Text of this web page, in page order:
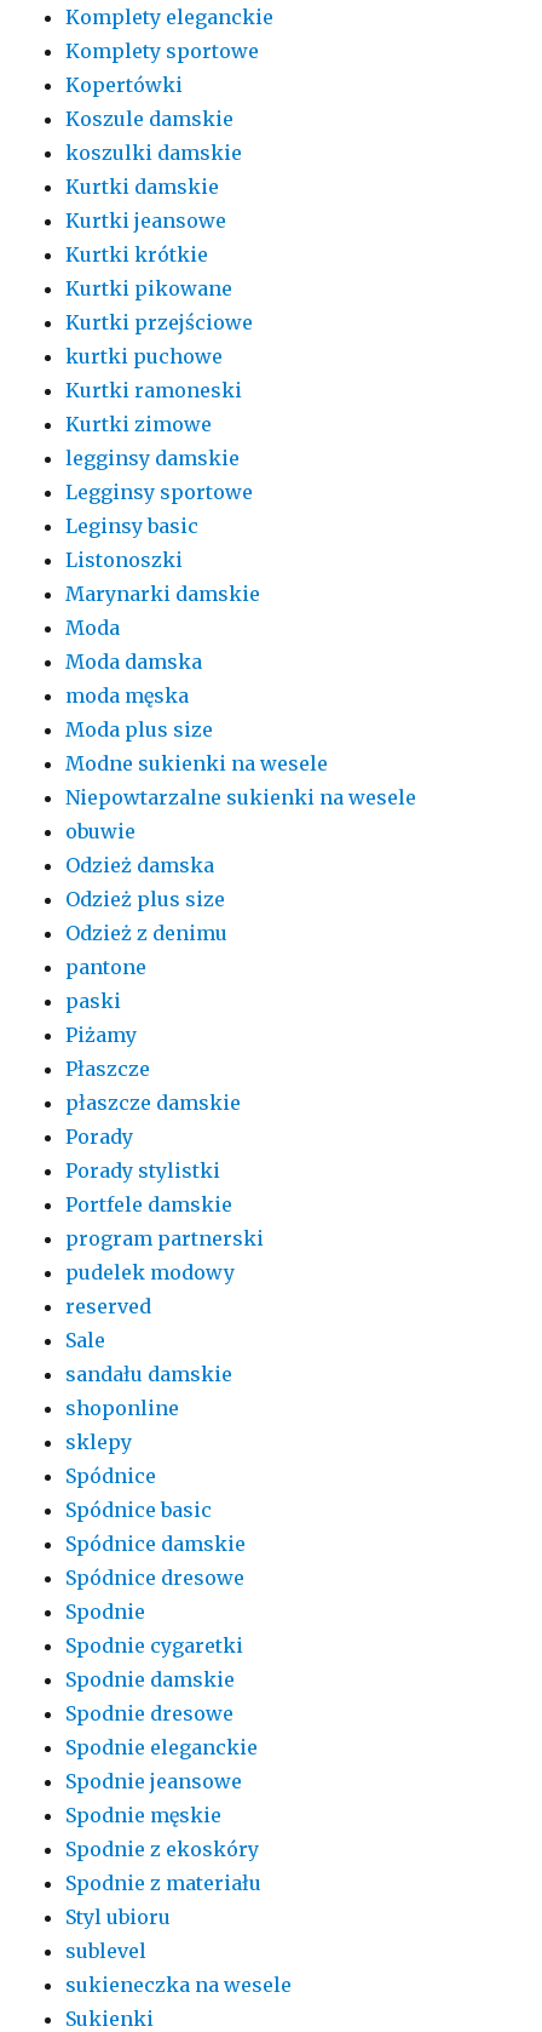
Komplety eleganckie
Komplety sportowe
Kopertówki
Koszule damskie
koszulki damskie
Kurtki damskie
Kurtki jeansowe
Kurtki krótkie
Kurtki pikowane
Kurtki przejściowe
kurtki puchowe
Kurtki ramoneski
Kurtki zimowe
legginsy damskie
Legginsy sportowe
Leginsy basic
Listonoszki
Marynarki damskie
Moda
Moda damska
moda męska
Moda plus size
Modne sukienki na wesele
Niepowtarzalne sukienki na wesele
obuwie
Odzież damska
Odzież plus size
Odzież z denimu
pantone
paski
Piżamy
Płaszcze
płaszcze damskie
Porady
Porady stylistki
Portfele damskie
program partnerski
pudelek modowy
reserved
Sale
sandału damskie
shoponline
sklepy
Spódnice
Spódnice basic
Spódnice damskie
Spódnice dresowe
Spodnie
Spodnie cygaretki
Spodnie damskie
Spodnie dresowe
Spodnie eleganckie
Spodnie jeansowe
Spodnie męskie
Spodnie z ekoskóry
Spodnie z materiału
Styl ubioru
sublevel
sukieneczka na wesele
Sukienki